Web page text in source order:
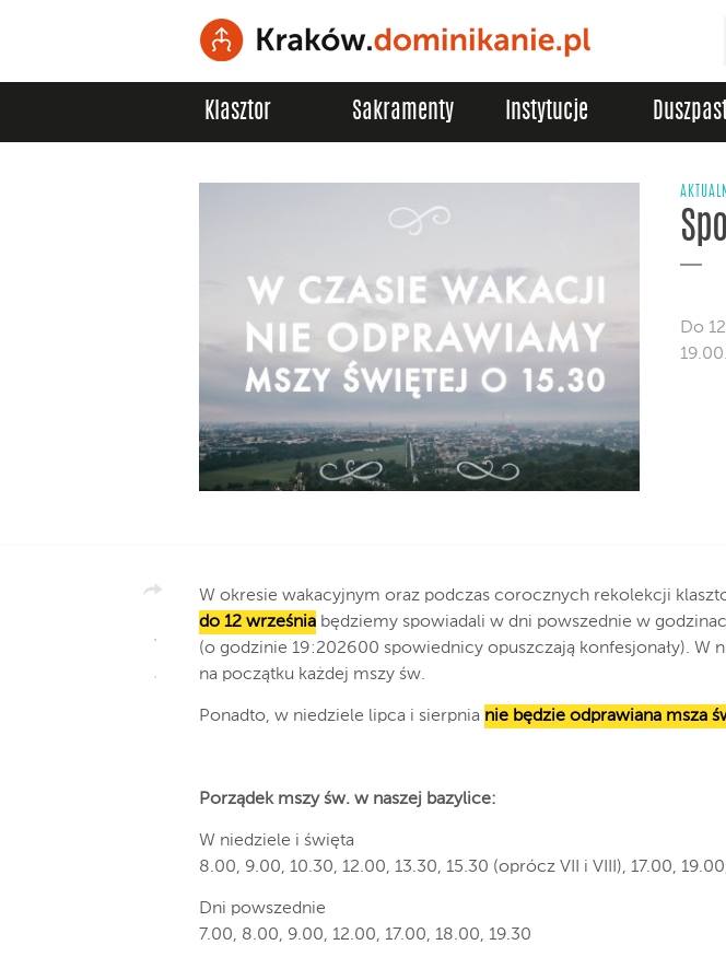
Klasztor Sakramenty Instytucje
Do
19.00.
W okresie wakacyjnym oraz podczas corocznych rekolekcji
do 12 września będziemy spowiadali w dni powszednie w
(o godzinie 19:202600 spowiednicy opuszczają konfesjonały). W
na początku każdej mszy św.
Ponadto, w niedziele lipca i sierpnia nie będzie odprawiana msza
Porządek mszy św. w naszej bazylice:
W niedziele i święta
8.00, 9.00, 10.30, 12.00, 13.30, 15.30 (oprócz VII i VIII), 17.00,
Dni powszednie
7.00, 8.00, 9.00, 12.00, 17.00, 18.00, 19.30